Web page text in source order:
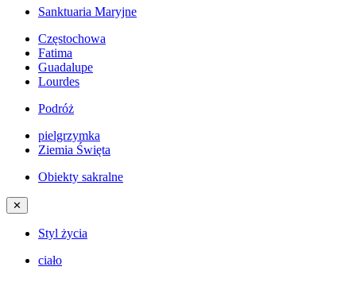
Sanktuaria Maryjne
Częstochowa
Fatima
Guadalupe
Lourdes
Podróż
pielgrzymka
Ziemia Święta
Obiekty sakralne
✕
Styl życia
ciało